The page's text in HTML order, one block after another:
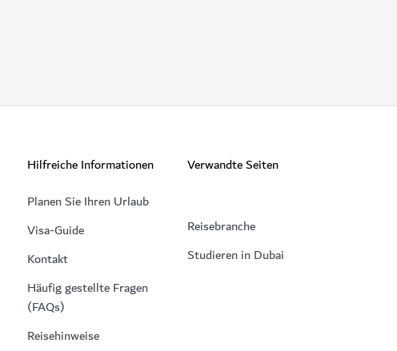
Hilfreiche Informationen
Planen Sie Ihren Urlaub
Visa-Guide
Kontakt
Häufig gestellte Fragen
(FAQs)
Reisehinweise
Verwandte Seiten
Reisebranche
Studieren in Dubai